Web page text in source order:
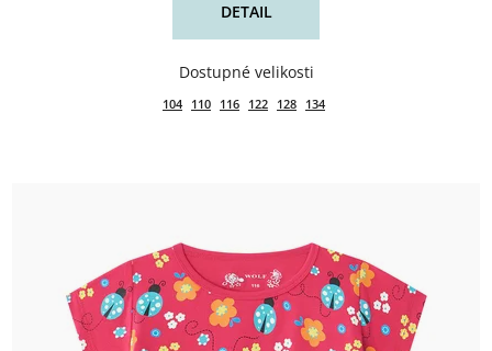
DETAIL
104 110 116 122 128 134